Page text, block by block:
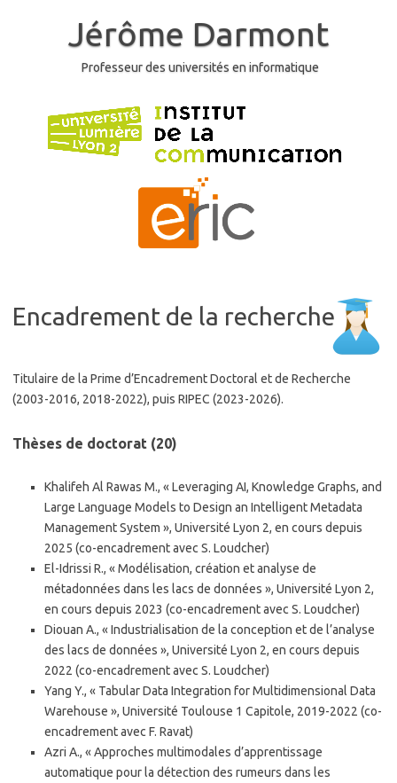
Jérôme Darmont
Professeur des universités en informatique
Encadrement de la recherche
Titulaire de la Prime d’Encadrement Doctoral et de Recherche
(2003-2016, 2018-2022), puis RIPEC (2023-2026).
Thèses de doctorat (20)
Khalifeh Al Rawas M., « Leveraging AI, Knowledge Graphs, and
Large Language Models to Design an Intelligent Metadata
Management System », Université Lyon 2, en cours depuis
2025 (co-encadrement avec S. Loudcher)
El-Idrissi R., « Modélisation, création et analyse de
métadonnées dans les lacs de données », Université Lyon 2,
en cours depuis 2023 (co-encadrement avec S. Loudcher)
Diouan A., « Industrialisation de la conception et de l’analyse
des lacs de données », Université Lyon 2, en cours depuis
2022 (co-encadrement avec S. Loudcher)
Yang Y., « Tabular Data Integration for Multidimensional Data
Warehouse », Université Toulouse 1 Capitole, 2019-2022 (co-
encadrement avec F. Ravat)
Azri A., « Approches multimodales d’apprentissage
automatique pour la détection des rumeurs dans les